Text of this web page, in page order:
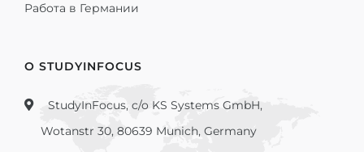
Работа в Германии
О STUDYINFOCUS
StudyInFocus, c/o KS Systems GmbH,
Wotanstr 30, 80639 Munich, Germany